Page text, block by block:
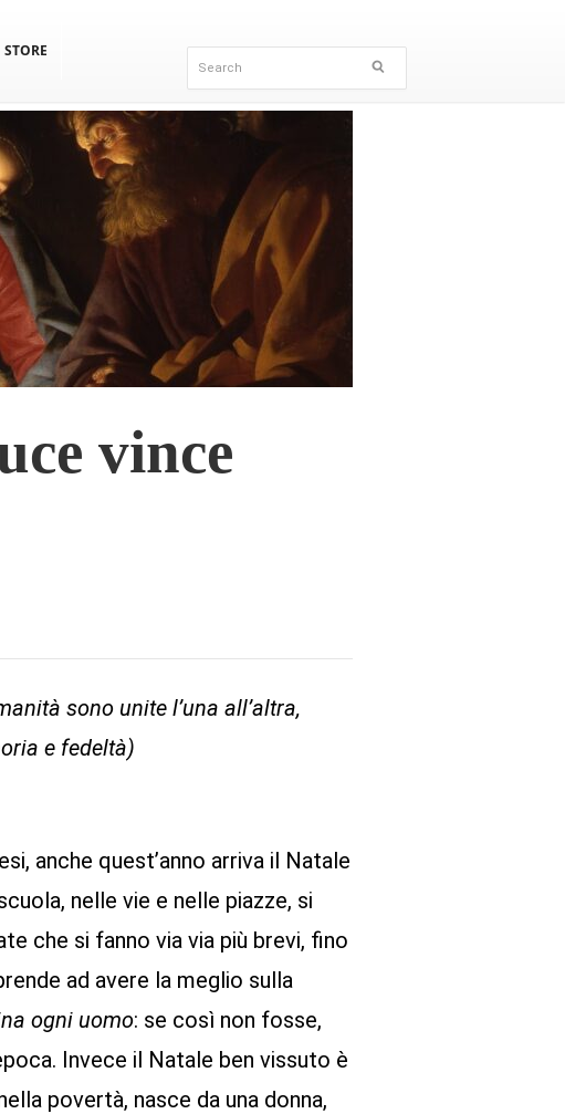
STORE
vince
sono unite l’una all’altra,
e fedeltà)
anche quest’anno arriva il Natale
nelle vie e nelle piazze, si
che si fanno via via più brevi, fino
ad avere la meglio sulla
ogni uomo: se così non fosse,
Invece il Natale ben vissuto è
povertà, nasce da una donna,